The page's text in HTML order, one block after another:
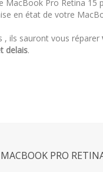
MacBook Pro Retina 15
en état de votre
, ils sauront vous réparer
delais.
PRO